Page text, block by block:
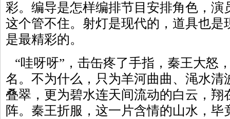
彩。编导是怎样编排节目安排角色，演
这个管不住。射灯是现代的，道具也是
是最精彩的。
“哇呀呀”，击缶疼了手指，秦王大怒
名。不为什么，只为羊河曲曲、渑水清
叠翠，更为碧水连天间流动的白云，翔
阵。秦王折服，这一片含情的山水，毕